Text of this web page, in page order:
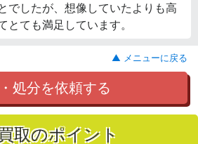
でしたが、想像していたよりも高
とても満足しています。
▲ メニューに戻る
処分を依頼する
取のポイント